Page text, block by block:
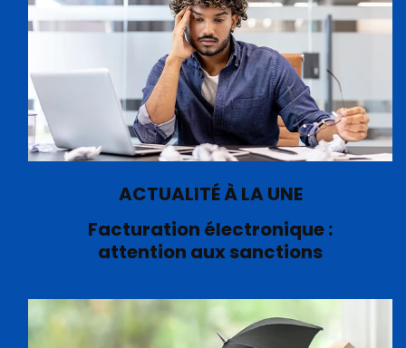
ACTUALITÉ À LA UNE
Facturation électronique :
attention aux sanctions